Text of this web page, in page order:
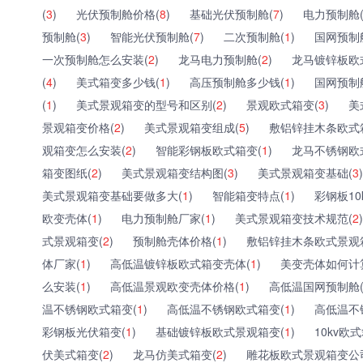
(3) 光伏预制舱价格(8) 基础光伏预制舱(7)
电力预制舱(
预制舱(3) 智能光伏预制舱(7) 二次预制舱(1)
国网预
一次预制舱怎么安装(2) 龙马电力预制舱(2)
龙马镀锌板
(4) 美式箱变多少钱(1) 高压预制舱多少钱(1)
国网预
(1) 美式景观箱变的型号和区别(2) 景观欧式箱变(3)
景观箱变价格(2) 美式景观箱变组成(5)
敷铝锌挂木条欧
观箱变怎么安装(2) 智能彩钢板欧式箱变(1)
龙马不锈钢
箱变图纸(2) 美式景观箱变结构图(3) 美式景观箱变基础(3)
美式景观箱变基础要做多大(1) 智能箱变特点(1)
彩钢板
欧变壳体(1) 电力预制舱厂家(1) 美式景观箱变技术规范(2)
式景观箱变(2) 预制舱壳体价格(1)
敷铝锌挂木条欧式景
体厂家(1) 高低温镀锌板欧式箱变壳体(1)
美变壳体如何计
么安装(1) 高低温景观欧变壳体价格(1)
高低温国网预制舱(
温不锈钢欧式箱变(1) 高低温不锈钢欧式箱变(1)
高低温
彩钢板光伏箱变(1) 基础镀锌板欧式景观箱变(1)
10kv欧
伏美式箱变(2) 龙马仿美式箱变(2)
雕花板欧式景观箱变公